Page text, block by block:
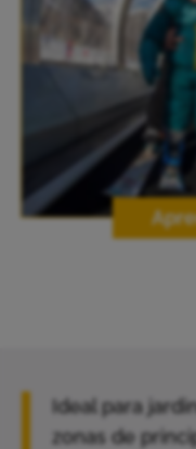
Ideal para
zonas de